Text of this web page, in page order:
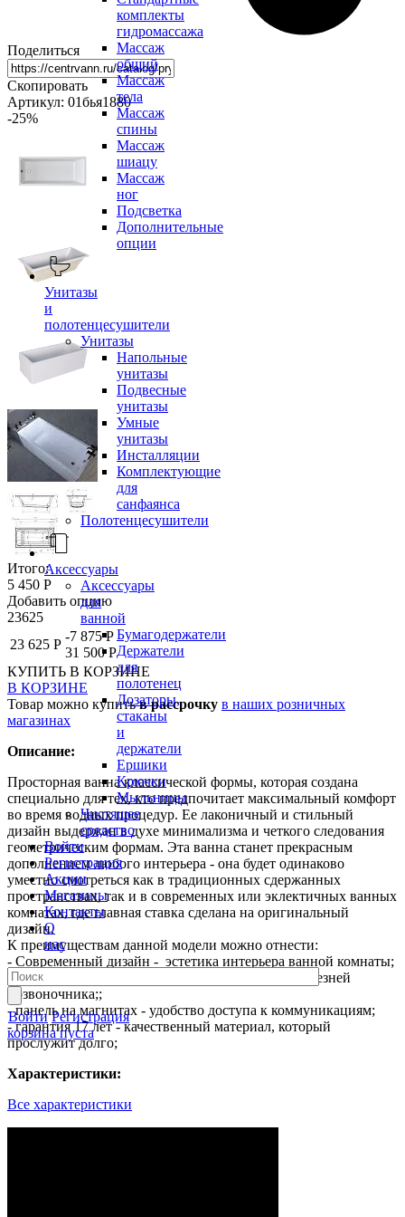
комплекты
гидромассажа
Массаж
общий
Массаж
тела
Массаж
спины
Массаж
шиацу
Массаж
ног
Подсветка
Дополнительные
опции
Унитазы
и
полотенцесушители
Унитазы
Напольные
унитазы
Подвесные
унитазы
Умные
унитазы
Инсталляции
Комплектующие
для
санфаянса
Полотенцесушители
Аксессуары
Аксессуары
для
ванной
Бумагодержатели
Держатели
для
полотенец
Дозаторы,
стаканы
и
держатели
Ершики
Крючки
Мыльницы
Чистящее
средство
Войти
Регистрация
Акции
Магазины
Контакты
О
нас
Войти Регистрация
корзина пуста
Поделиться
Скопировать
Артикул: 01бья1880
-25%
Итого:
5 450 Р
Добавить опцию
23625
23 625 Р
-7 875 Р
31 500 Р
КУПИТЬ В КОРЗИНЕ
В КОРЗИНЕ
Товар можно купитьв рассрочку в наших розничных
магазинах
Описание:
Просторная ванна классической формы, которая создана
специально для тех, кто предпочитает максимальный комфорт
во время водных процедур. Ее лаконичный и стильный
дизайн выдержан в духе минимализма и четкого следования
геометрическим формам. Эта ванна станет прекрасным
дополнением любого интерьера - она будет одинаково
уместно смотреться как в традиционных сдержанных
пространствах, так и в современных или эклектичных ванных
комнатах, где главная ставка сделана на оригинальный
дизайн.
К преимуществам данной модели можно отнести:
- Современный дизайн - эстетика интерьера ванной комнаты;
-поддержка спины - комфорт и профилактика болезней
позвоночника;;
- панель на магнитах - удобство доступа к коммуникациям;
- гарантия 17 лет - качественный материал, который
прослужит долго;
Характеристики:
Все характеристики